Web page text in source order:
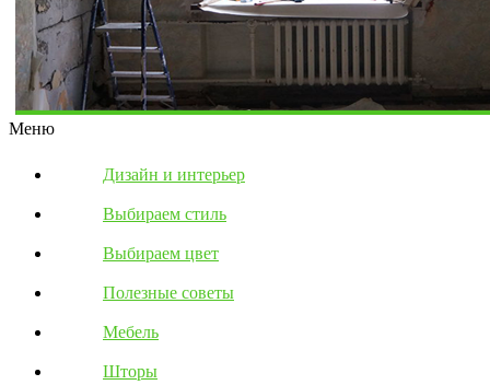
Меню
Дизайн и интерьер
Выбираем стиль
Выбираем цвет
Полезные советы
Мебель
Шторы